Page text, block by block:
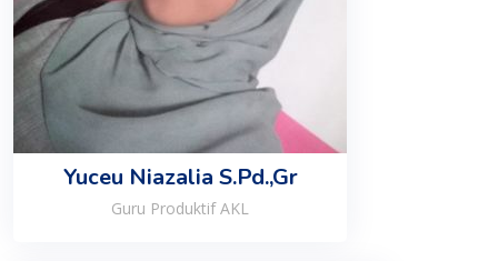
Yuceu Niazalia S.Pd.,Gr
Guru Produktif AKL